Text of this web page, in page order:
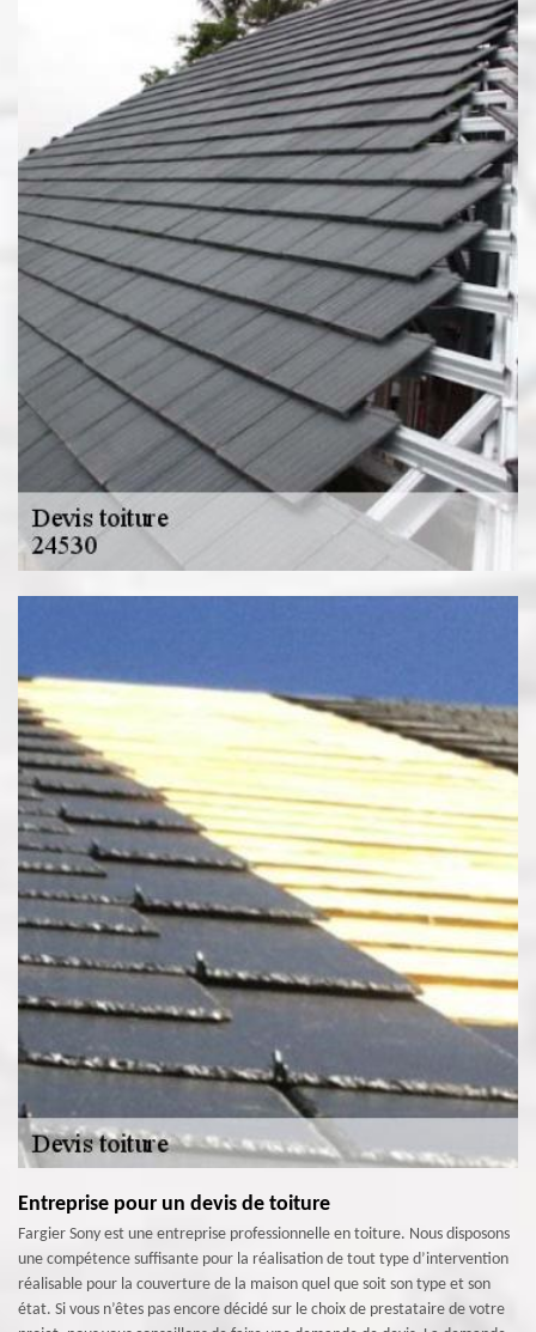
Entreprise pour un devis de toiture
Fargier Sony est une entreprise professionnelle en toiture. Nous disposons
une compétence suffisante pour la réalisation de tout type d’intervention
réalisable pour la couverture de la maison quel que soit son type et son
état. Si vous n’êtes pas encore décidé sur le choix de prestataire de votre